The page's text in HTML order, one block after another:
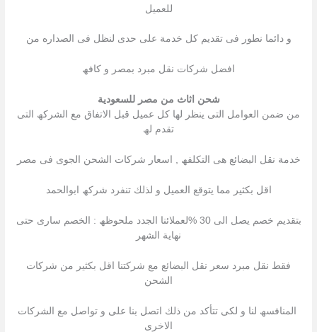
للعمیل
و دائما نطور فى تقدیم كل خدمة على حدى لنظل فى الصداره من
افضل شركات نقل مبرد بمصر و كافھ
شحن اثاث من مصر للسعودية
من ضمن العوامل التى ینظر لھا كل عمیل قبل الاتفاق مع الشركھ التى
تقدم لھ
خدمة نقل البضائع ھى التكلفھ , اسعار شركات الشحن الجوى فى مصر
اقل بكثیر مما یتوقع العمیل و لذلك تنفرد شركھ ابوالحمد
بتقدیم خصم یصل الى 30 %لعملائنا الجدد ملحوظھ : الخصم سارى حتى
نھایة الشھر
فقط نقل مبرد سعر نقل البضائع مع شركتنا اقل بكثیر من شركات
الشحن
المنافسھ لنا و لكى تتأكد من ذلك اتصل بنا على و تواصل مع الشركات
الاخرى